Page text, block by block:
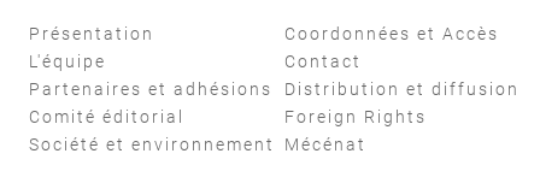
Présentation
L'équipe
Partenaires et adhésions
Comité éditorial
Société et environnement
Coordonnées et Accès
Contact
Distribution et diffusion
Foreign Rights
Mécénat